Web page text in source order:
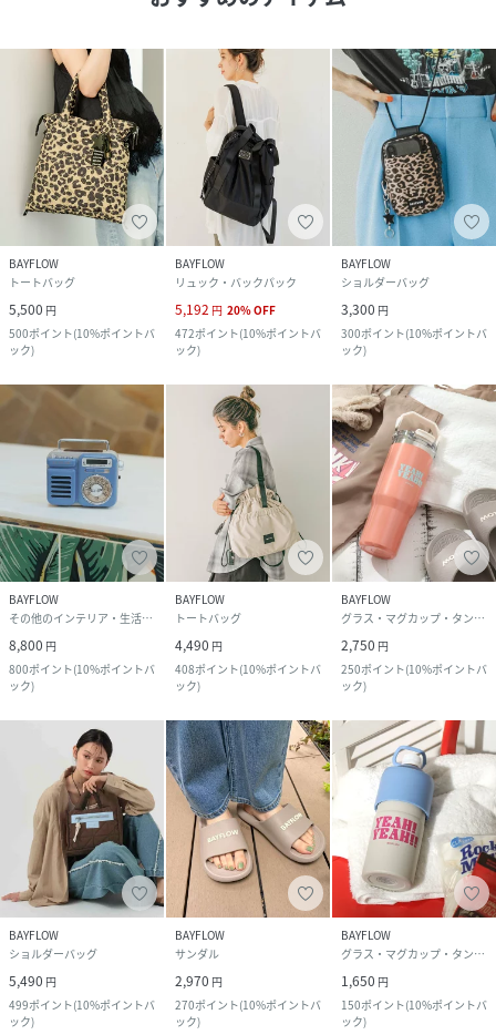
BAYFLOW
トートバッグ
5,500 円
500ポイント(10%ポイントバ
ック)
BAYFLOW
リュック・バックパック
5,192 円 20%OFF
472ポイント(10%ポイントバ
ック)
BAYFLOW
ショルダーバッグ
3,300 円
300ポイント(10%ポイントバ
ック)
BAYFLOW
その他のインテリア・生活雑貨
8,800 円
800ポイント(10%ポイントバ
ック)
BAYFLOW
トートバッグ
4,490 円
408ポイント(10%ポイントバ
ック)
BAYFLOW
グラス・マグカップ・タンブラー
2,750 円
250ポイント(10%ポイントバ
ック)
BAYFLOW
ショルダーバッグ
5,490 円
499ポイント(10%ポイントバ
ック)
BAYFLOW
サンダル
2,970 円
270ポイント(10%ポイントバ
ック)
BAYFLOW
グラス・マグカップ・タンブラー
1,650 円
150ポイント(10%ポイントバ
ック)